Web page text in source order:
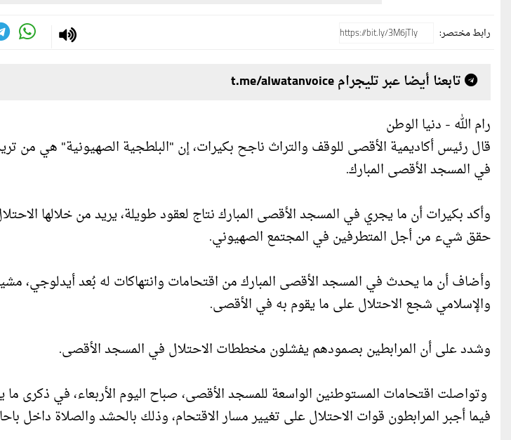
رابط مختصر:
تابعنا أيضا عبر تليجرام t.me/alwatanvoice
رام الله - دنيا الوطن
قال رئيس أكاديمية الأقصى للوقف والتراث ناجح بكيرات، إن "البلطجية الصهيونية" هي من
في المسجد الأقصى المبارك.
وأكد بكيرات أن ما يجري في المسجد الأقصى المبارك نتاج لعقود طويلة، يريد من خلالها
حقق شيء من أجل المتطرفين في المجتمع الصهيوني.
وأضاف أن ما يحدث في المسجد الأقصى المبارك من اقتحامات وانتهاكات له بُعد أيدلوجي،
والإسلامي شجع الاحتلال على ما يقوم به في الأقصى.
وشدد على أن المرابطين بصمودهم يفشلون مخططات الاحتلال في المسجد الأقصى.
وتواصلت اقتحامات المستوطنين الواسعة للمسجد الأقصى، صباح اليوم الأربعاء، في ذكرى ما
فيما أجبر المرابطون قوات الاحتلال على تغيير مسار الاقتحام، وذلك بالحشد والصلاة داخل